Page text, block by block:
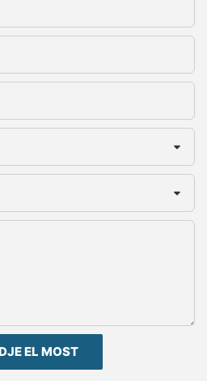
EL MOST